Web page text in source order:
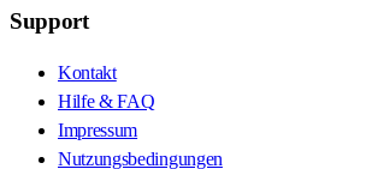
Support
Kontakt
Hilfe & FAQ
Impressum
Nutzungsbedingungen